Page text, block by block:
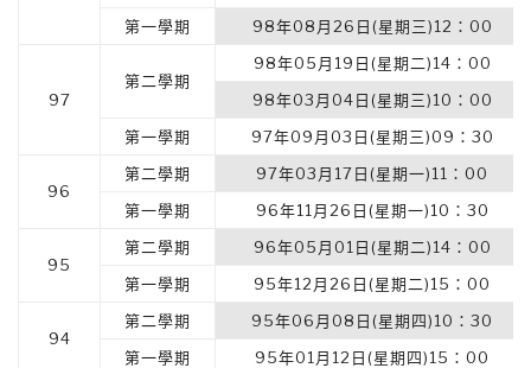
第一學期
98年08月26日(星期三)12：00
97
第二學期
98年05月19日(星期二)14：00
98年03月04日(星期三)10：00
第一學期
97年09月03日(星期三)09：30
96
第二學期
97年03月17日(星期一)11：00
第一學期
96年11月26日(星期一)10：30
95
第二學期
96年05月01日(星期二)14：00
第一學期
95年12月26日(星期二)15：00
94
第二學期
95年06月08日(星期四)10：30
第一學期
95年01月12日(星期四)15：00